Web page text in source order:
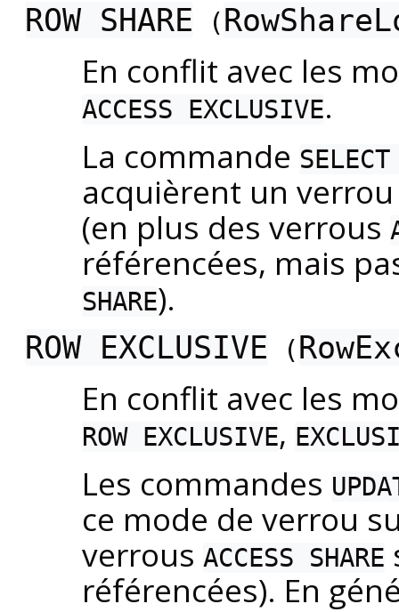
ROW SHARE (
En conflit avec les
ACCESS EXCLUSIVE.
La commande
acquièrent un
(en plus des verrous
référencées, mais
SHARE).
ROW EXCLUSIVE (
En conflit avec les
ROW EXCLUSIVE,
Les commandes
ce mode de verrou
verrous ACCESS SHARE
référencées). En